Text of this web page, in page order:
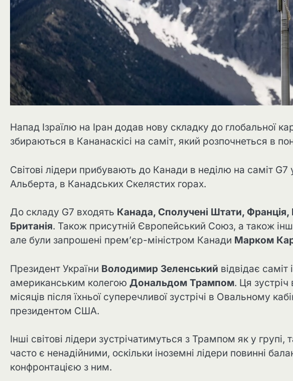
Напад Ізраїлю на Іран додав нову складку до глобальної
збираються в Кананаскісі на саміт, який розпочнеться в
Світові лідери прибувають до Канади в неділю на саміт G7
Альберта, в Канадських Скелястих горах.
До складу G7 входять Канада, Сполучені Штати, Франція,
Британія. Також присутній Європейський Союз, а також
але були запрошені прем’єр-міністром Канади Марком
Президент України Володимир Зеленський відвідає саміт
американським колегою Дональдом Трампом. Ця зустріч
місяців після їхньої суперечливої ​​зустрічі в Овальному
президентом США.
Інші світові лідери зустрічатимуться з Трампом як у групі,
часто є ненадійними, оскільки іноземні лідери повинні
конфронтацією з ним.